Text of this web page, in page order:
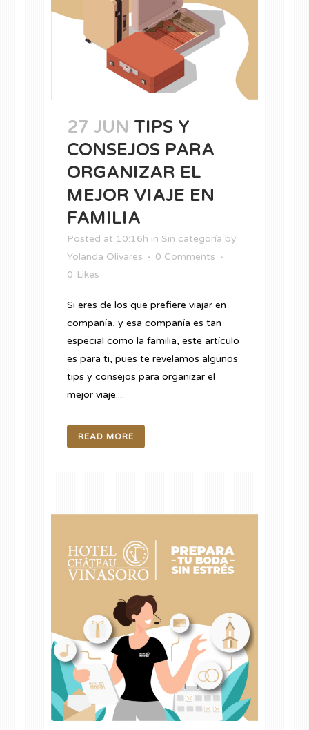
27 JUN TIPS Y
CONSEJOS PARA
ORGANIZAR EL
MEJOR VIAJE EN
FAMILIA
Posted at 10:16h in Sin categoría by
Yolanda Olivares
0 Comments
0 Likes
Si eres de los que prefiere viajar en
compañía, y esa compañía es tan
especial como la familia, este artículo
es para ti, pues te revelamos algunos
tips y consejos para organizar el
mejor viaje....
READ MORE